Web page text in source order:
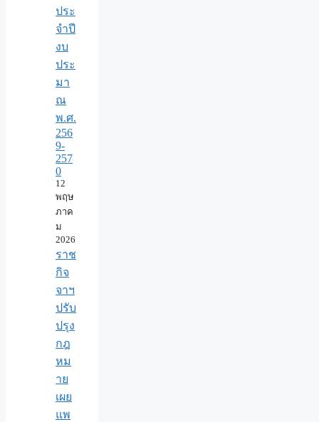
ประ
จำปี
งบ
ประ
มา
ณ
พ.ศ.
256
9-
257
0
12
พฤษ
ภาค
ม
2026
ราช
กิจ
จาฯ
ปรับ
ปรุง
กฎ
หม
าย
เผย
แพ